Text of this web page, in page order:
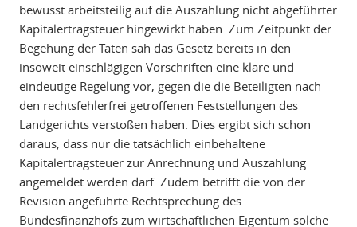
bewusst arbeitsteilig auf die Auszahlung nicht abgeführter
Kapitalertragsteuer hingewirkt haben. Zum Zeitpunkt der
Begehung der Taten sah das Gesetz bereits in den
insoweit einschlägigen Vorschriften eine klare und
eindeutige Regelung vor, gegen die die Beteiligten nach
den rechtsfehlerfrei getroffenen Feststellungen des
Landgerichts verstoßen haben. Dies ergibt sich schon
daraus, dass nur die tatsächlich einbehaltene
Kapitalertragsteuer zur Anrechnung und Auszahlung
angemeldet werden darf. Zudem betrifft die von der
Revision angeführte Rechtsprechung des
Bundesfinanzhofs zum wirtschaftlichen Eigentum solche